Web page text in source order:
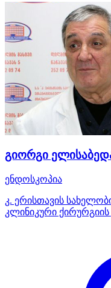
გიორგი
ენდოსკოპია
კ. ერისთავის
კლინიკური